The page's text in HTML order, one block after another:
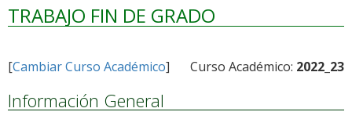
TRABAJO FIN DE GRADO
Curso Académico: 2022_23
[Cambiar Curso Académico]
Información General